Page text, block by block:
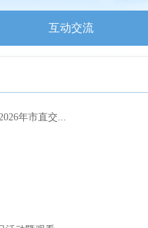
互动交流
年市直交...